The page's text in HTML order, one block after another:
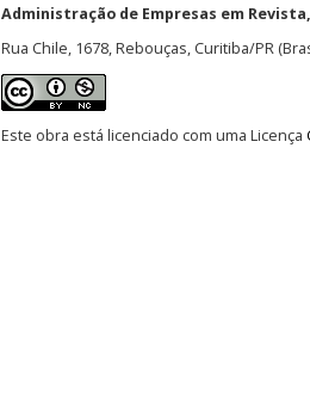
Administração de Empresas em Revista,
Rua Chile, 1678, Rebouças, Curitiba/PR
Este obra está licenciado com uma Licença